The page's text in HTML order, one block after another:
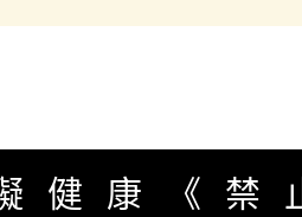
健康《禁